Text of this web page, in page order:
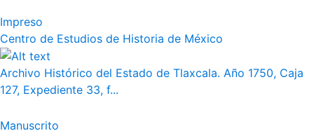
Impreso
Centro de Estudios de Historia de México
Archivo Histórico del Estado de Tlaxcala. Año 1750, Caja
127, Expediente 33, f...
Manuscrito